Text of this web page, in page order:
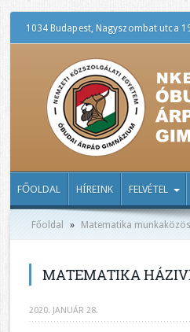
1034 Budapest, Nagyszombat utca
FŐOLDAL HÍREINK FELVÉTEL
Főoldal » Matematika
MATEMATIKA
2020. JANUÁR 28.